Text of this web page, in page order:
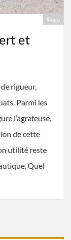
Share
et
rigueur,
Parmi les
l’agrafeuse,
de cette
utilité reste
Quel